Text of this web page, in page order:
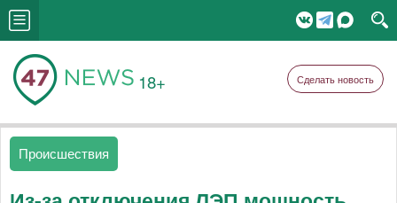
18+ Сделать новость
Происшествия